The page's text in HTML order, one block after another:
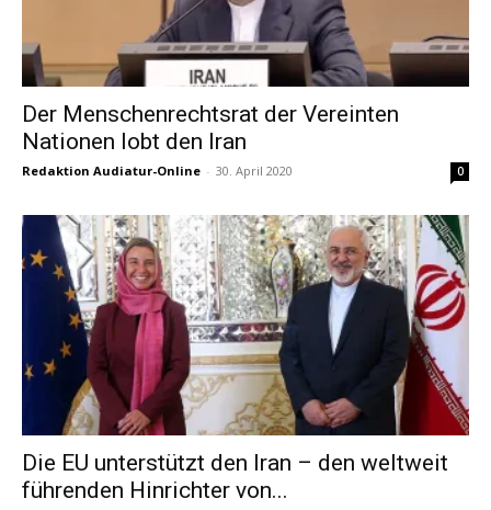
Der Menschenrechtsrat der Vereinten
Nationen lobt den Iran
Redaktion Audiatur-Online - 30. April 2020 0
Die EU unterstützt den Iran – den weltweit
führenden Hinrichter von...